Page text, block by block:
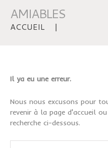
AMIABLES
ACCUEIL
Il ya eu une erreur.
Nous nous excusons pour
revenir à la page d'accueil
recherche ci-dessous.